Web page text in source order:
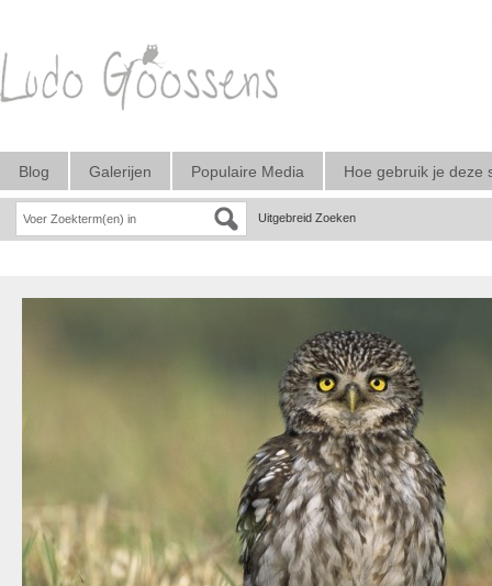
Blog Galerijen Populaire Media Hoe gebruik je deze
Uitgebreid Zoeken